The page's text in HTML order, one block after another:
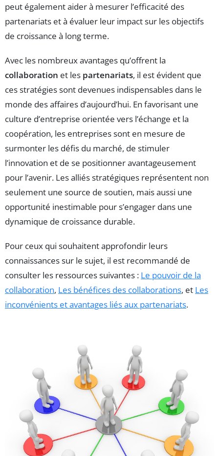
peut également aider à mesurer l’efficacité des
partenariats et à évaluer leur impact sur les objectifs
de croissance à long terme.
Avec les nombreux avantages qu’offrent la
collaboration et les partenariats, il est évident que
ces stratégies sont devenues indispensables dans le
monde des affaires d’aujourd’hui. En favorisant une
culture d’entreprise orientée vers l’échange et la
coopération, les entreprises sont en mesure de
surmonter les défis du marché, de stimuler
l’innovation et de se positionner avantageusement
pour l’avenir. Les alliés stratégiques représentent non
seulement une source de soutien, mais aussi une
opportunité inestimable pour s’engager dans une
dynamique de croissance durable.
Pour ceux qui souhaitent approfondir leurs
connaissances sur le sujet, il est recommandé de
consulter les ressources suivantes : Le pouvoir de la
collaboration, Les bénéfices des collaborations, et Les
inconvénients et avantages liés aux partenariats.